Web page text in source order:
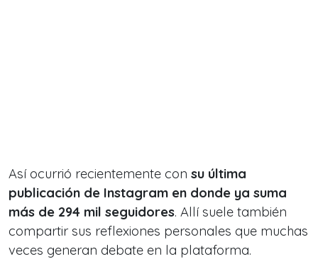
Así ocurrió recientemente con su última
publicación de Instagram en donde ya suma
más de 294 mil seguidores. Allí suele también
compartir sus reflexiones personales que muchas
veces generan debate en la plataforma.